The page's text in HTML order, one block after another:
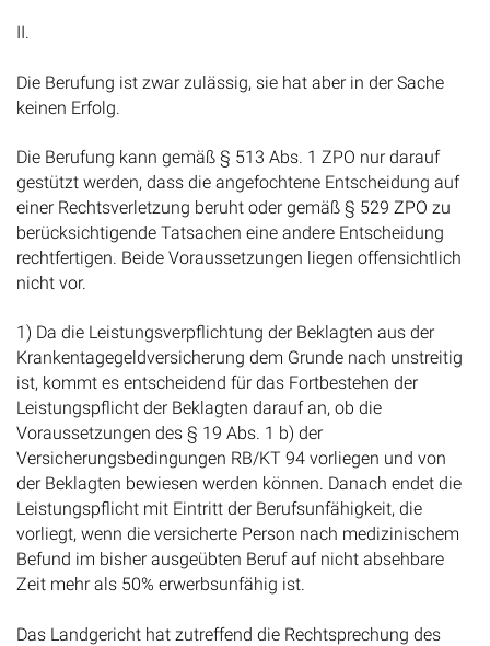
II.
Die Berufung ist zwar zulässig, sie hat aber in der Sache
keinen Erfolg.
Die Berufung kann gemäß § 513 Abs. 1 ZPO nur darauf
gestützt werden, dass die angefochtene Entscheidung auf
einer Rechtsverletzung beruht oder gemäß § 529 ZPO zu
berücksichtigende Tatsachen eine andere Entscheidung
rechtfertigen. Beide Voraussetzungen liegen offensichtlich
nicht vor.
1) Da die Leistungsverpflichtung der Beklagten aus der
Krankentagegeldversicherung dem Grunde nach unstreitig
ist, kommt es entscheidend für das Fortbestehen der
Leistungspflicht der Beklagten darauf an, ob die
Voraussetzungen des § 19 Abs. 1 b) der
Versicherungsbedingungen RB/KT 94 vorliegen und von
der Beklagten bewiesen werden können. Danach endet die
Leistungspflicht mit Eintritt der Berufsunfähigkeit, die
vorliegt, wenn die versicherte Person nach medizinischem
Befund im bisher ausgeübten Beruf auf nicht absehbare
Zeit mehr als 50% erwerbsunfähig ist.
Das Landgericht hat zutreffend die Rechtsprechung des